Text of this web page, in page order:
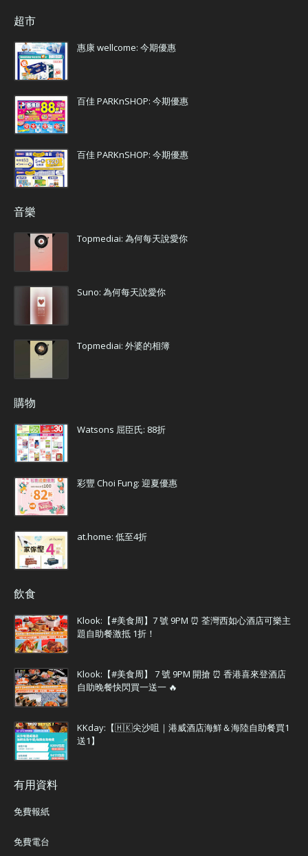
超市
惠康 wellcome: 今期優惠
百佳 PARKnSHOP: 今期優惠
百佳 PARKnSHOP: 今期優惠
音樂
Topmediai: 為何每天說愛你
Suno: 為何每天說愛你
Topmediai: 外婆的相簿
購物
Watsons 屈臣氏: 88折
彩豐 Choi Fung: 迎夏優惠
at.home: 低至4折
飲食
Klook:【#美食周】7 號 9PM ⏰ 荃灣西如心酒店可樂主
題自助餐激抵 1折！
Klook:【#美食周】 7 號 9PM 開搶 ⏰ 香港喜來登酒店
自助晚餐快閃買一送一 🔥
KKday:【🇭🇰尖沙咀｜港威酒店海鮮＆海陸自助餐買1
送1】
有用資料
免費報紙
免費電台